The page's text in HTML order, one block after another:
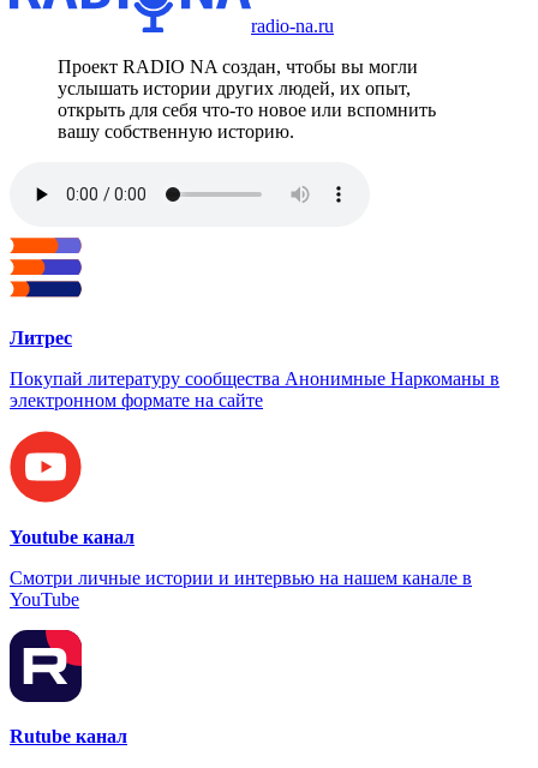
radio-na.ru
Проект RADIO NA создан, чтобы вы могли
услышать истории других людей, их опыт,
открыть для себя что-то новое или вспомнить
вашу собственную историю.
Литрес
Покупай литературу сообщества Анонимные Наркоманы в
электронном формате на сайте
Youtube канал
Смотри личные истории и интервью на нашем канале в
YouTube
Rutube канал